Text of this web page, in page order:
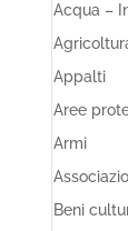
Acqua –
Appalti
Aree
Armi
Beni